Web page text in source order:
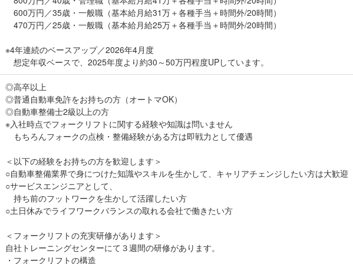
600万円／35歳・一般職（基本給月給31万＋各種手当＋時間外/20時間）
470万円／25歳・一般職（基本給月給25万＋各種手当＋時間外/20時間）
※4年連続のベースアップ／2026年4月度
想定年収ベースで、2025年度より約30～50万円程度UPしています。
◎高卒以上
◎普通自動車免許をお持ちの方（オートマOK）
◎自動車整備士2級以上の方
※入社時点でフォークリフトに関する経験や知識は問いません
もちろんフォークの点検・整備経験がある方は即戦力として優遇
＜以下の経験をお持ちの方を歓迎します＞
○自動車整備業界で身につけた知識やスキルを生かして、キャリアチェンジしたい方は大歓迎
○サービスエンジニアとして、
持ち前のフットワークを生かして活躍したい方
○土日休みでライフワークバランスの取れる会社で働きたい方
＜フォークリフトの充実研修があります＞
自社トレーニングセンターにて３週間の研修があります。
・フォークリフトの構造